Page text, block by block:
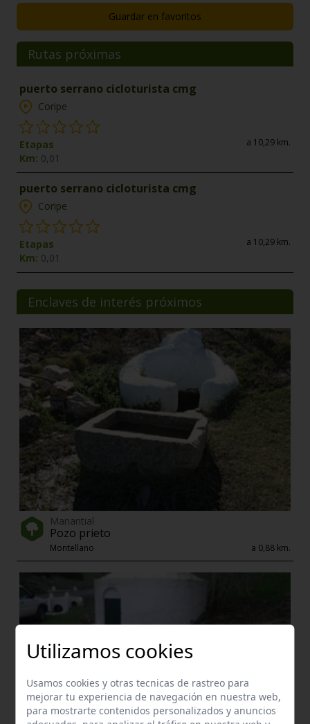
Guardar en favoritos
Rutas próximas
puerto serrano cicloturista cmg
Coripe
Etapas
Km: 0,01
a 10,29 km.
puerto serrano cicloturista cmg
Coripe
Etapas
Km: 0,01
a 10,29 km.
Enclaves de interés próximos
Manantial
Pozo prieto
Montellano a 0,88 km.
Utilizamos cookies
Usamos cookies y otras tecnicas de rastreo para
mejorar tu experiencia de navegación en nuestra web,
para mostrarte contenidos personalizados y anuncios